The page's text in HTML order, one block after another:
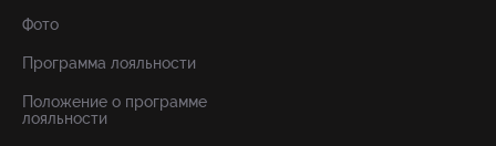
Фото
Программа лояльности
Положение о программе
лояльности